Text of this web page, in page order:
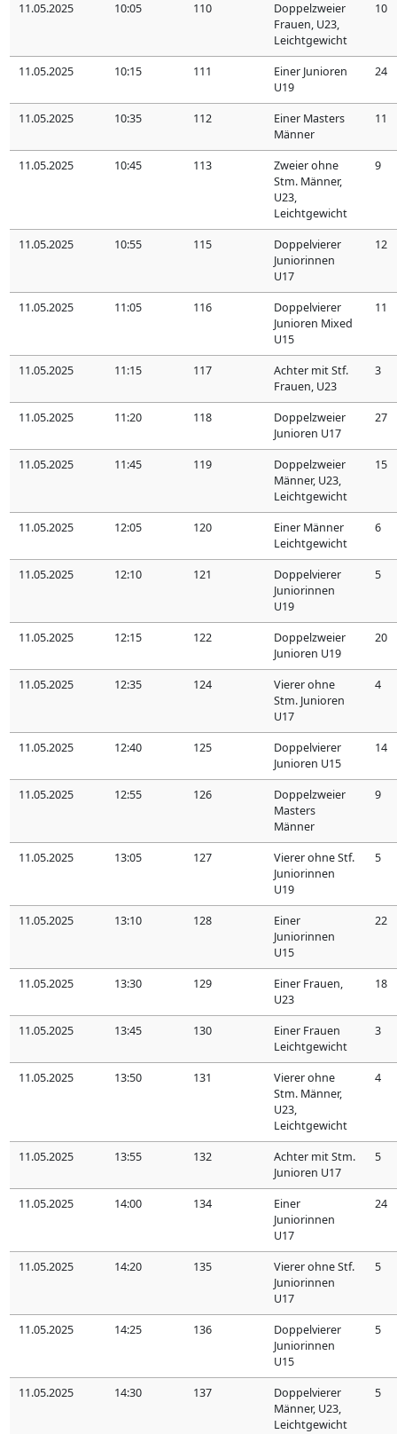
11.05.2025 10:05 110
Doppelzweier
Frauen, U23,
Leichtgewicht
10
11.05.2025 10:15 111
Einer Junioren
U19
24
11.05.2025 10:35 112
Einer Masters
Männer
11
11.05.2025 10:45 113
Zweier ohne
Stm. Männer,
U23,
Leichtgewicht
9
11.05.2025 10:55 115
Doppelvierer
Juniorinnen
U17
12
11.05.2025 11:05 116
Doppelvierer
Junioren Mixed
U15
11
11.05.2025 11:15 117
Achter mit Stf.
Frauen, U23
3
11.05.2025 11:20 118
Doppelzweier
Junioren U17
27
11.05.2025 11:45 119
Doppelzweier
Männer, U23,
Leichtgewicht
15
11.05.2025 12:05 120
Einer Männer
Leichtgewicht
6
11.05.2025 12:10 121
Doppelvierer
Juniorinnen
U19
5
11.05.2025 12:15 122
Doppelzweier
Junioren U19
20
11.05.2025 12:35 124
Vierer ohne
Stm. Junioren
U17
4
11.05.2025 12:40 125
Doppelvierer
Junioren U15
14
11.05.2025 12:55 126
Doppelzweier
Masters
Männer
9
11.05.2025 13:05 127
Vierer ohne Stf.
Juniorinnen
U19
5
11.05.2025 13:10 128
Einer
Juniorinnen
U15
22
11.05.2025 13:30 129
Einer Frauen,
U23
18
11.05.2025 13:45 130
Einer Frauen
Leichtgewicht
3
11.05.2025 13:50 131
Vierer ohne
Stm. Männer,
U23,
Leichtgewicht
4
11.05.2025 13:55 132
Achter mit Stm.
Junioren U17
5
11.05.2025 14:00 134
Einer
Juniorinnen
U17
24
11.05.2025 14:20 135
Vierer ohne Stf.
Juniorinnen
U17
5
11.05.2025 14:25 136
Doppelvierer
Juniorinnen
U15
5
11.05.2025 14:30 137
Doppelvierer
Männer, U23,
Leichtgewicht
5